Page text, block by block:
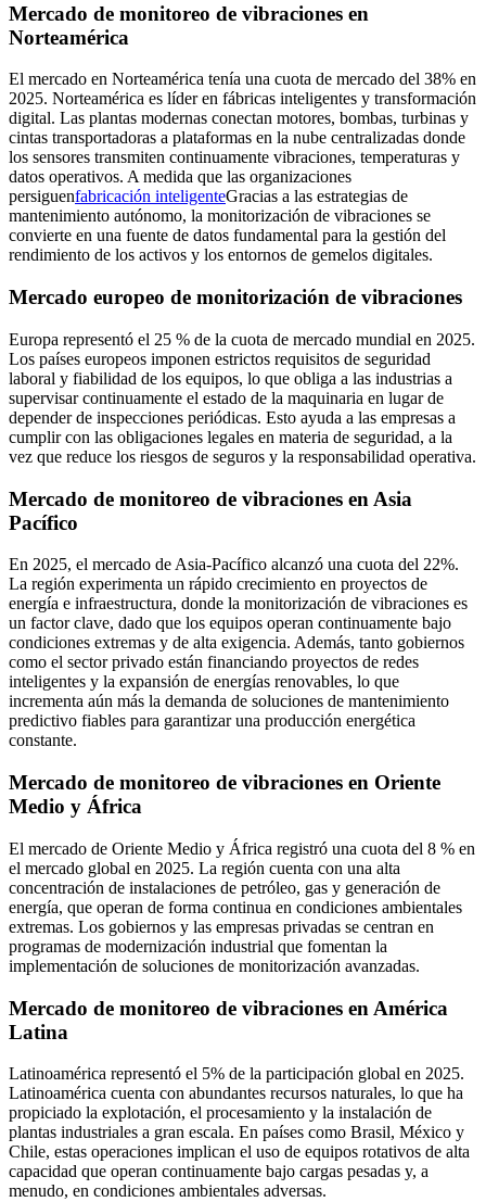
Mercado de monitoreo de vibraciones en
Norteamérica
El mercado en Norteamérica tenía una cuota de mercado del 38% en
2025. Norteamérica es líder en fábricas inteligentes y transformación
digital. Las plantas modernas conectan motores, bombas, turbinas y
cintas transportadoras a plataformas en la nube centralizadas donde
los sensores transmiten continuamente vibraciones, temperaturas y
datos operativos. A medida que las organizaciones
persiguenfabricación inteligenteGracias a las estrategias de
mantenimiento autónomo, la monitorización de vibraciones se
convierte en una fuente de datos fundamental para la gestión del
rendimiento de los activos y los entornos de gemelos digitales.
Mercado europeo de monitorización de vibraciones
Europa representó el 25 % de la cuota de mercado mundial en 2025.
Los países europeos imponen estrictos requisitos de seguridad
laboral y fiabilidad de los equipos, lo que obliga a las industrias a
supervisar continuamente el estado de la maquinaria en lugar de
depender de inspecciones periódicas. Esto ayuda a las empresas a
cumplir con las obligaciones legales en materia de seguridad, a la
vez que reduce los riesgos de seguros y la responsabilidad operativa.
Mercado de monitoreo de vibraciones en Asia
Pacífico
En 2025, el mercado de Asia-Pacífico alcanzó una cuota del 22%.
La región experimenta un rápido crecimiento en proyectos de
energía e infraestructura, donde la monitorización de vibraciones es
un factor clave, dado que los equipos operan continuamente bajo
condiciones extremas y de alta exigencia. Además, tanto gobiernos
como el sector privado están financiando proyectos de redes
inteligentes y la expansión de energías renovables, lo que
incrementa aún más la demanda de soluciones de mantenimiento
predictivo fiables para garantizar una producción energética
constante.
Mercado de monitoreo de vibraciones en Oriente
Medio y África
El mercado de Oriente Medio y África registró una cuota del 8 % en
el mercado global en 2025. La región cuenta con una alta
concentración de instalaciones de petróleo, gas y generación de
energía, que operan de forma continua en condiciones ambientales
extremas. Los gobiernos y las empresas privadas se centran en
programas de modernización industrial que fomentan la
implementación de soluciones de monitorización avanzadas.
Mercado de monitoreo de vibraciones en América
Latina
Latinoamérica representó el 5% de la participación global en 2025.
Latinoamérica cuenta con abundantes recursos naturales, lo que ha
propiciado la explotación, el procesamiento y la instalación de
plantas industriales a gran escala. En países como Brasil, México y
Chile, estas operaciones implican el uso de equipos rotativos de alta
capacidad que operan continuamente bajo cargas pesadas y, a
menudo, en condiciones ambientales adversas.